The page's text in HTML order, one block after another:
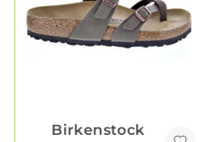
Birkenstock